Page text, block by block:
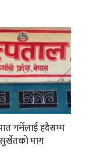
गर्नेलाई हदैसम्म
माग